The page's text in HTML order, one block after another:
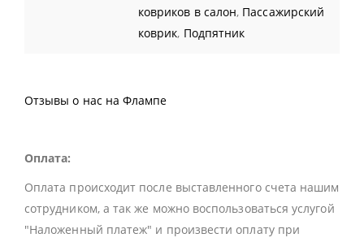
ковриков в салон, Пассажирский
коврик, Подпятник
Отзывы о нас на Флампе
Оплата:
Оплата происходит после выставленного счета нашим
сотрудником, а так же можно воспользоваться услугой
"Наложенный платеж" и произвести оплату при